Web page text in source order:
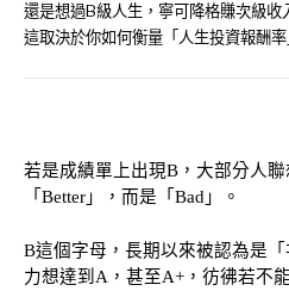
還是想過B級人生，寧可降格賺次級收
這取決於你如何衡量「人生投資報酬率
若是成績單上出現B，大部分人
「Better」，而是「Bad」。
B這個字母，長期以來被認為是
力想達到A，甚至A+，彷彿若不